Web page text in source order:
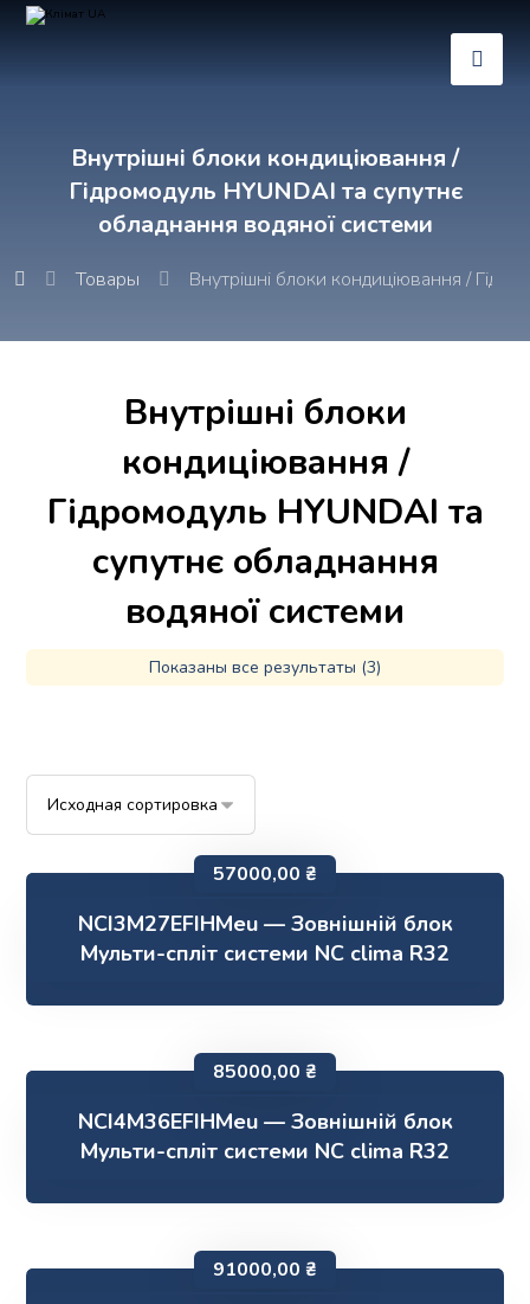
Внутрішні блоки кондиціювання /
Гідромодуль HYUNDAI та супутнє
обладнання водяної системи
Товары Внутрішні блоки кондиціювання /
Внутрішні блоки
кондиціювання /
Гідромодуль HYUNDAI та
супутнє обладнання
водяної системи
Показаны все результаты (3)
NCI3M27EFIHMeu — Зовнішній блок
Мульти-спліт системи NC clima R32
57000,00 ₴
NCI4M36EFIHMeu — Зовнішній блок
Мульти-спліт системи NC clima R32
85000,00 ₴
91000,00 ₴